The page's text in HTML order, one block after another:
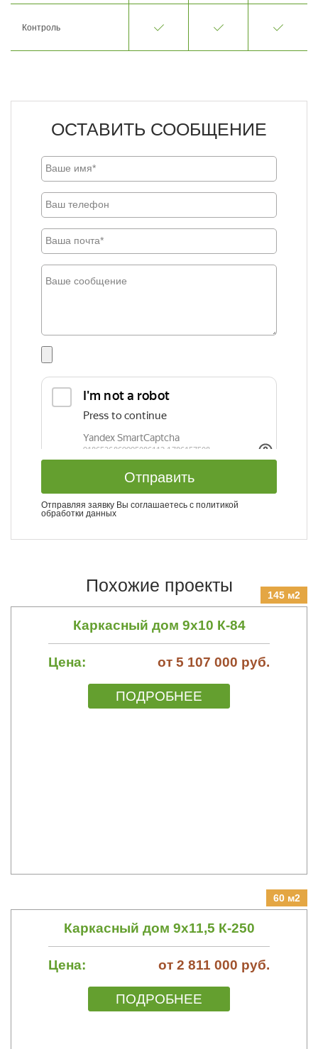
Контроль
ОСТАВИТЬ СООБЩЕНИЕ
Отправить
Отправляя заявку Вы соглашаетесь с политикой
обработки данных
Похожие проекты 145 м2
Каркасный дом 9х10 К-84
Цена: от 5 107 000 руб.
ПОДРОБНЕЕ
60 м2
Каркасный дом 9х11,5 К-250
Цена: от 2 811 000 руб.
ПОДРОБНЕЕ